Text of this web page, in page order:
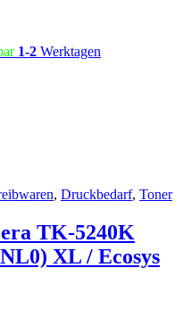
1-2 Werktagen
, Druckbedarf, Toner
TK-5240K
XL / Ecosys